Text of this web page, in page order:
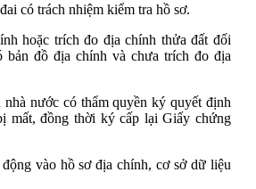
có trách nhiệm kiểm tra hồ sơ.
hoặc trích đo địa chính thửa đất đối
bản đồ địa chính và chưa trích đo địa
nước có thẩm quyền ký quyết định
mất, đồng thời ký cấp lại Giấy chứng
vào hồ sơ địa chính, cơ sở dữ liệu